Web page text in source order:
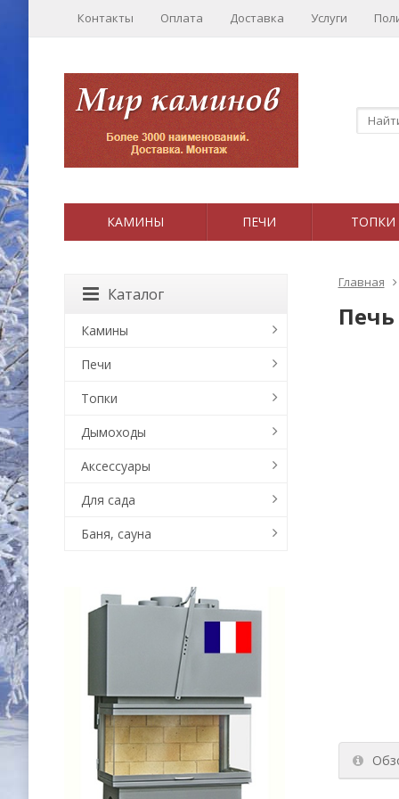
Контакты Оплата Доставка Услуги
КАМИНЫ ПЕЧИ ТОПКИ
Главная
Каталог
Камины
Печи
Топки
Дымоходы
Аксессуары
Для сада
Баня, сауна